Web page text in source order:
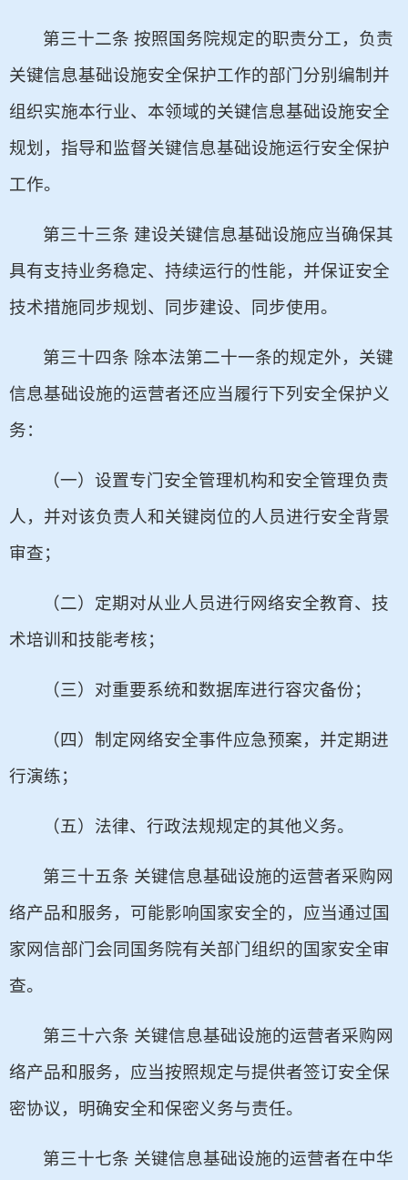
第三十二条 按照国务院规定的职责分工，负责
关键信息基础设施安全保护工作的部门分别编制并
组织实施本行业、本领域的关键信息基础设施安全
规划，指导和监督关键信息基础设施运行安全保护
工作。
第三十三条 建设关键信息基础设施应当确保其
具有支持业务稳定、持续运行的性能，并保证安全
技术措施同步规划、同步建设、同步使用。
第三十四条 除本法第二十一条的规定外，关键
信息基础设施的运营者还应当履行下列安全保护义
务：
（一）设置专门安全管理机构和安全管理负责
人，并对该负责人和关键岗位的人员进行安全背景
审查；
（二）定期对从业人员进行网络安全教育、技
术培训和技能考核；
（三）对重要系统和数据库进行容灾备份；
（四）制定网络安全事件应急预案，并定期进
行演练；
（五）法律、行政法规规定的其他义务。
第三十五条 关键信息基础设施的运营者采购网
络产品和服务，可能影响国家安全的，应当通过国
家网信部门会同国务院有关部门组织的国家安全审
查。
第三十六条 关键信息基础设施的运营者采购网
络产品和服务，应当按照规定与提供者签订安全保
密协议，明确安全和保密义务与责任。
第三十七条 关键信息基础设施的运营者在中华